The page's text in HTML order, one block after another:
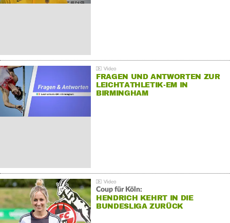
FRAGEN UND ANTWORTEN ZUR
LEICHTATHLETIK-EM IN
BIRMINGHAM
Coup für Köln:
HENDRICH KEHRT IN DIE
BUNDESLIGA ZURÜCK